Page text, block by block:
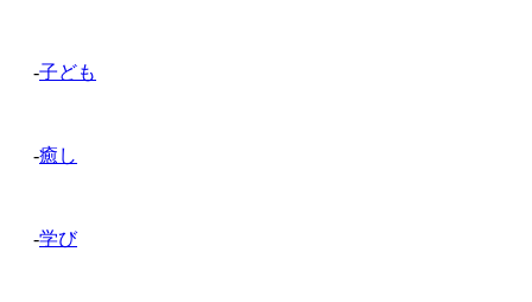
-子ども
-癒し
-学び